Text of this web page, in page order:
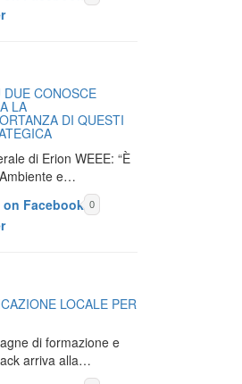
CONOSCE
LA
DI QUESTI
di Erion WEEE: “È
e…
0
LOCALE PER
di formazione e
arriva alla…